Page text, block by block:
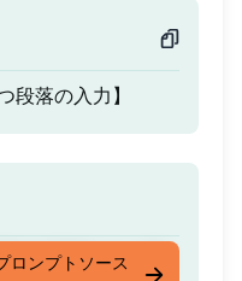
段落の入力】
全で洗練された段
ロンプトソース